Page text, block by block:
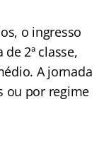
o ingresso
2ª classe,
A jornada
ou por regime